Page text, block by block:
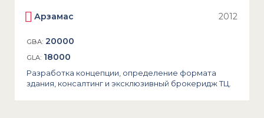
Арзамас 2012
GBA: 20000
GLA: 18000
Разработка концепции, определение формата
здания, консалтинг и эксклюзивный брокеридж ТЦ.